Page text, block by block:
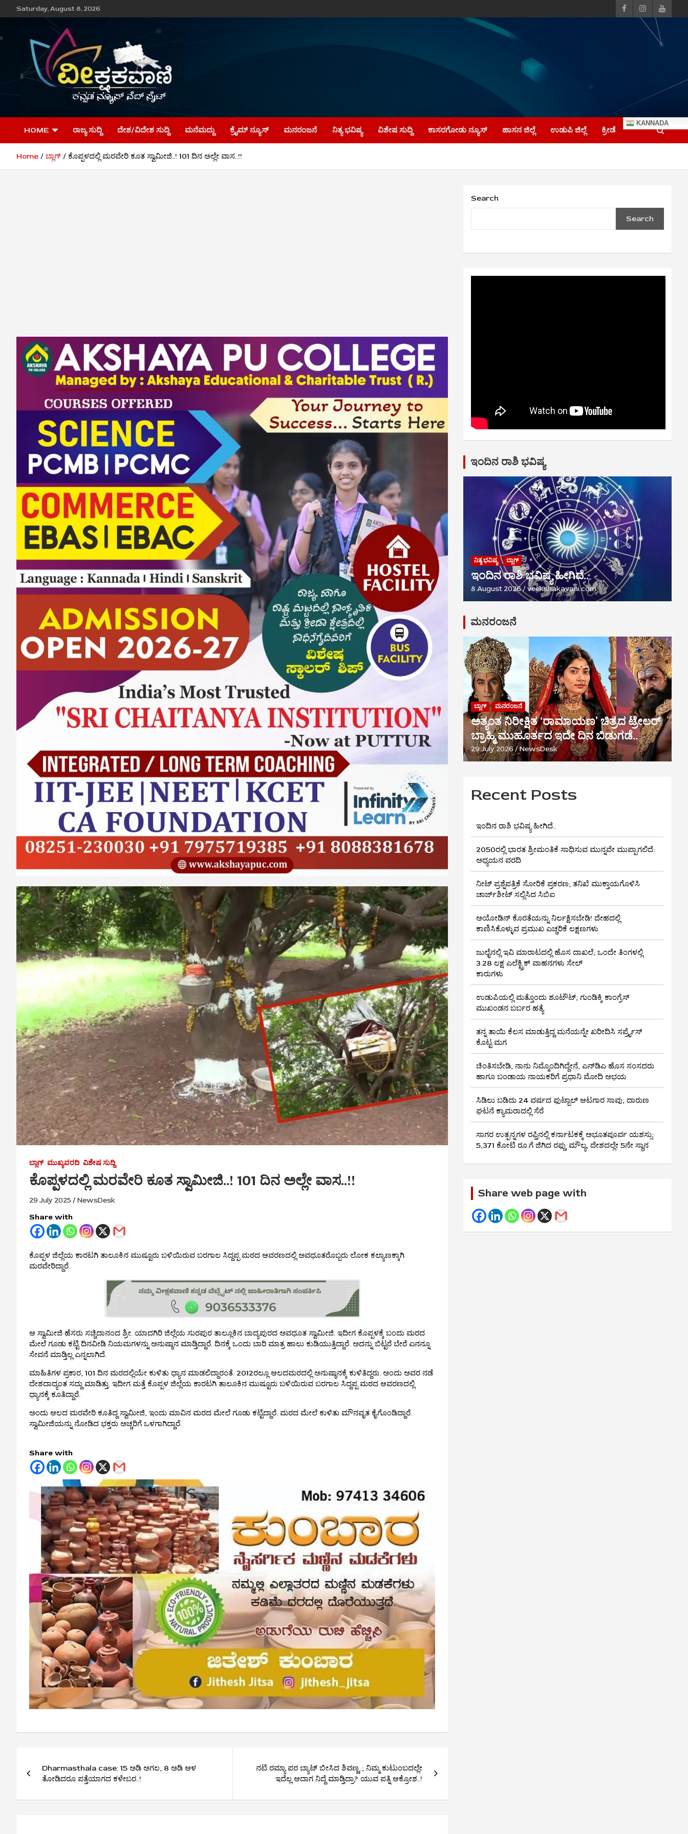
to
Saturday, August 8, 2026
ವೀಕ್ಷಕವಾಣಿ
HOME ರಾಜ್ಯ ಸುದ್ದಿ ದೇಶ/ವಿದೇಶ ಸುದ್ದಿ ಮನೆಮದ್ದು ಕ್ರೈಮ್‌ ನ್ಯೂಸ್ ಮನರಂಜನೆ ನಿತ್ಯ ಭವಿಷ್ಯ ವಿಶೇಷ ಸುದ್ದಿ ಕಾಸರಗೋಡು ನ್ಯೂಸ್ ಹಾಸನ ಜಿಲ್ಲೆ ಉಡುಪಿ ಜಿಲ್ಲೆ ಕ್ರೀಡೆ
KANNADA
Home ಬ್ಲಾಗ್ ಕೊಪ್ಪಳದಲ್ಲಿ ಮರವೇರಿ ಕೂತ ಸ್ವಾಮೀಜಿ..! 101 ದಿನ ಅಲ್ಲೇ ವಾಸ..!!
ಬ್ಲಾಗ್ ಮುಖ್ಯವರದಿ ವಿಶೇಷ ಸುದ್ದಿ
ಕೊಪ್ಪಳದಲ್ಲಿ ಮರವೇರಿ ಕೂತ ಸ್ವಾಮೀಜಿ..! 101 ದಿನ ಅಲ್ಲೇ ವಾಸ..!!
29 July 2025 NewsDesk
Share with
ಕೊಪ್ಪಳ ಜಿಲ್ಲೆಯ ಕಾರಟಗಿ ತಾಲೂಕಿನ ಮುಷ್ಟೂರು ಬಳಿಯಿರುವ ಬರಗಾಲ ಸಿದ್ದಪ್ಪ ಮಠದ ಆವರಣದಲ್ಲಿ ಅವಧೂತರೊಬ್ಬರು ಲೋಕ ಕಲ್ಯಾಣಕ್ಕಾಗಿ
ಮರವೇರಿದ್ದಾರೆ.
ಆ ಸ್ವಾಮೀಜಿ ಹೆಸರು ಸಚ್ಚಿದಾನಂದ ಶ್ರೀ. ಯಾದಗಿರಿ ಜಿಲ್ಲೆಯ ಸುರಪುರ ತಾಲ್ಲೂಕಿನ ಬಾದ್ಯಪುರದ ಅವಧೂತ ಸ್ವಾಮೀಜಿ. ಇದೀಗ ಕೊಪ್ಪಳಕ್ಕೆ ಬಂದು ಮರದ
ಮೇಲೆ ಗೂಡು ಕಟ್ಟಿ ದಿನವೀಡಿ ನಿಯಮಗಳನ್ನು ಅನುಷ್ಠಾನ ಮಾಡ್ತಿದ್ದಾರೆ. ದಿನಕ್ಕೆ ಒಂದು ಬಾರಿ ಮಾತ್ರ ಹಾಲು ಕುಡಿಯುತ್ತಿದ್ದಾರೆ. ಅದನ್ನು ಬಿಟ್ಟರೆ ಬೇರೆ ಏನನ್ನೂ
ಸೇವನೆ ಮಾಡ್ತಿಲ್ಲ ಎನ್ನಲಾಗಿದೆ.
ಮಾಹಿತಿಗಳ ಪ್ರಕಾರ, 101 ದಿನ ಮರದಲ್ಲಿಯೇ ಕುಳಿತು ಧ್ಯಾನ ಮಾಡಲಿದ್ದಾರಂತೆ. 2012ರಲ್ಲೂ ಆಲದಮರದಲ್ಲಿ ಅನುಷ್ಠಾನಕ್ಕೆ ಕುಳಿತಿದ್ದರು. ಅಂದು ಅವರ ನಡೆ
ದೇಶದಾದ್ಯಂತ ಸದ್ದು ಮಾಡಿತ್ತು. ಇದೀಗ ಮತ್ತೆ ಕೊಪ್ಪಳ ಜಿಲ್ಲೆಯ ಕಾರಟಗಿ ತಾಲೂಕಿನ ಮುಷ್ಟೂರು ಬಳಿಯಿರುವ ಬರಗಾಲ ಸಿದ್ದಪ್ಪ ಮಠದ ಆವರಣದಲ್ಲಿ
ಧ್ಯಾನಕ್ಕೆ ಕೂತಿದ್ದಾರೆ.
ಅಂದು ಆಲದ ಮರವೇರಿ ಕೂತಿದ್ದ ಸ್ವಾಮೀಜಿ, ಇಂದು ಮಾವಿನ ಮರದ ಮೇಲೆ ಗೂಡು ಕಟ್ಟಿದ್ದಾರೆ. ಮರದ ಮೇಲೆ ಕುಳಿತು ಮೌನವೃತ ಕೈಗೊಂಡಿದ್ದಾರೆ.
ಸ್ವಾಮೀಜಿಯನ್ನು ನೋಡಿದ ಭಕ್ತರು ಅಚ್ಚರಿಗೆ ಒಳಗಾಗಿದ್ದಾರೆ.
Share with
navigation
Dharmasthala case: 15 ಅಡಿ ಅಗಲ, 8 ಅಡಿ ಆಳ
ತೋಡಿದರೂ ಪತ್ತೆಯಾಗದ ಕಳೇಬರ..!
ನಟಿ ರಮ್ಯಾ ಪರ ಬ್ಯಾಟ್ ಬೀಸಿದ ಶಿವಣ್ಣ..; ನಿಮ್ಮ ಕುಟುಂಬದಲ್ಲೇ
ಇದೆಲ್ಲ ಆದಾಗ ನಿದ್ದೆ ಮಾಡ್ತಿದ್ರಾ? ಯುವ ಪತ್ನಿ ಆಕ್ರೋಶ..!
Search
Search
ಇಂದಿನ ರಾಶಿ ಭವಿಷ್ಯ
ನಿತ್ಯ ಭವಿಷ್ಯ ಬ್ಲಾಗ್
ಇಂದಿನ ರಾಶಿ ಭವಿಷ್ಯ ಹೀಗಿದೆ..
8 August 2026 veekshakavani.com
ಮನರಂಜನೆ
ಬ್ಲಾಗ್ ಮನರಂಜನೆ
ಅತ್ಯಂತ ನಿರೀಕ್ಷಿತ ‘ರಾಮಾಯಣ’ ಚಿತ್ರದ ಟ್ರೇಲರ್
ಬ್ರಾಹ್ಮಿ ಮುಹೂರ್ತದ ಇದೇ ದಿನ ಬಿಡುಗಡೆ..
29 July 2026 NewsDesk
Recent Posts
ಇಂದಿನ ರಾಶಿ ಭವಿಷ್ಯ ಹೀಗಿದೆ..
2050ರಲ್ಲಿ ಭಾರತ ಶ್ರೀಮಂತಿಕೆ ಸಾಧಿಸುವ ಮುನ್ನವೇ ಮುಪ್ಪಾಗಲಿದೆ:
ಅಧ್ಯಯನ ವರದಿ
ನೀಟ್ ಪ್ರಶ್ನೆಪತ್ರಿಕೆ ಸೋರಿಕೆ ಪ್ರಕರಣ; ತನಿಖೆ ಮುಕ್ತಾಯಗೊಳಿಸಿ
ಚಾರ್ಜ್‌ಶೀಟ್ ಸಲ್ಲಿಸಿದ ಸಿಬಿಐ
ಅಯೋಡಿನ್ ಕೊರತೆಯನ್ನು ನಿರ್ಲಕ್ಷಿಸಬೇಡಿ! ದೇಹದಲ್ಲಿ
ಕಾಣಿಸಿಕೊಳ್ಳುವ ಪ್ರಮುಖ ಎಚ್ಚರಿಕೆ ಲಕ್ಷಣಗಳು
ಜುಲೈನಲ್ಲಿ ಇವಿ ಮಾರಾಟದಲ್ಲಿ ಹೊಸ ದಾಖಲೆ; ಒಂದೇ ತಿಂಗಳಲ್ಲಿ
3.28 ಲಕ್ಷ ಎಲೆಕ್ಟ್ರಿಕ್ ವಾಹನಗಳು ಸೇಲ್
ಕಾರುಗಳು
ಉಡುಪಿಯಲ್ಲಿ ಮತ್ತೊಂದು ಶೂಟೌಟ್‌; ಗುಂಡಿಕ್ಕಿ ಕಾಂಗ್ರೆಸ್‌
ಮುಖಂಡನ ಬರ್ಬರ ಹತ್ಯೆ
ತನ್ನ ತಾಯಿ ಕೆಲಸ ಮಾಡುತ್ತಿದ್ದ ಮನೆಯನ್ನೇ ಖರೀದಿಸಿ ಸರ್ಪ್ರೈಸ್
ಕೊಟ್ಟ ಮಗ
ಚಿಂತಿಸಬೇಡಿ, ನಾನು ನಿಮ್ಮೊಂದಿಗಿದ್ದೇನೆ, ಎನ್‌ಡಿಎ ಹೊಸ ಸಂಸದರು
ಹಾಗೂ ಬಂಡಾಯ ನಾಯಕರಿಗೆ ಪ್ರಧಾನಿ ಮೋದಿ ಅಭಯ
ಸಿಡಿಲು ಬಡಿದು 24 ವರ್ಷದ ಫುಟ್ಬಾಲ್ ಆಟಗಾರ ಸಾವು; ದಾರುಣ
ಘಟನೆ ಕ್ಯಾಮರಾದಲ್ಲಿ ಸೆರೆ
ಸಾಗರ ಉತ್ಪನ್ನಗಳ ರಫ್ತಿನಲ್ಲಿ ಕರ್ನಾಟಕಕ್ಕೆ ಅಭೂತಪೂರ್ವ ಯಶಸ್ಸು:
5,371 ಕೋಟಿ ರೂ.ಗೆ ಜಿಗಿದ ರಫ್ತು ಮೌಲ್ಯ, ದೇಶದಲ್ಲೇ 5ನೇ ಸ್ಥಾನ
Share web page with